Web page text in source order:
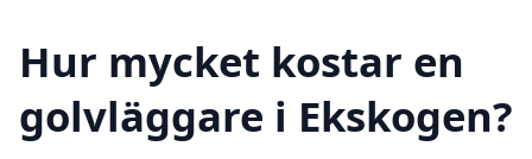
Hur mycket kostar en
golvläggare i Ekskogen?